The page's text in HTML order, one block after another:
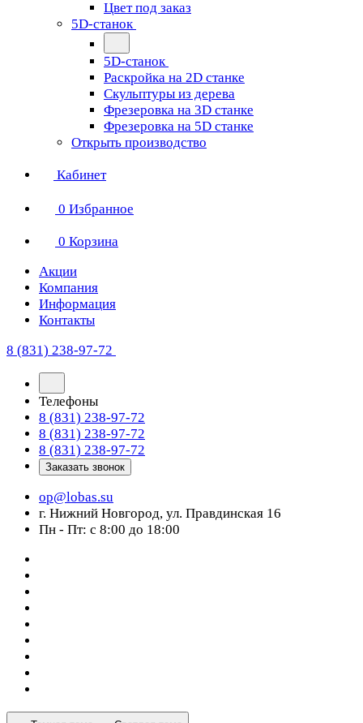
Цвет под заказ
5D-станок
5D-станок
Раскройка на 2D станке
Скульптуры из дерева
Фрезеровка на 3D станке
Фрезеровка на 5D станке
Открыть производство
Кабинет
0 Избранное
0 Корзина
Акции
Компания
Информация
Контакты
8 (831) 238-97-72
Телефоны
8 (831) 238-97-72
8 (831) 238-97-72
8 (831) 238-97-72
Заказать звонок
op@lobas.su
г. Нижний Новгород, ул. Правдинская 16
Пн - Пт: с 8:00 до 18:00